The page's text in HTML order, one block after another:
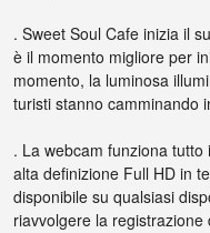
. Sweet Soul Cafe inizia il
è il momento migliore per
momento, la luminosa
turisti stanno camminando
. La webcam funziona
alta definizione Full HD in
disponibile su qualsiasi
riavvolgere la